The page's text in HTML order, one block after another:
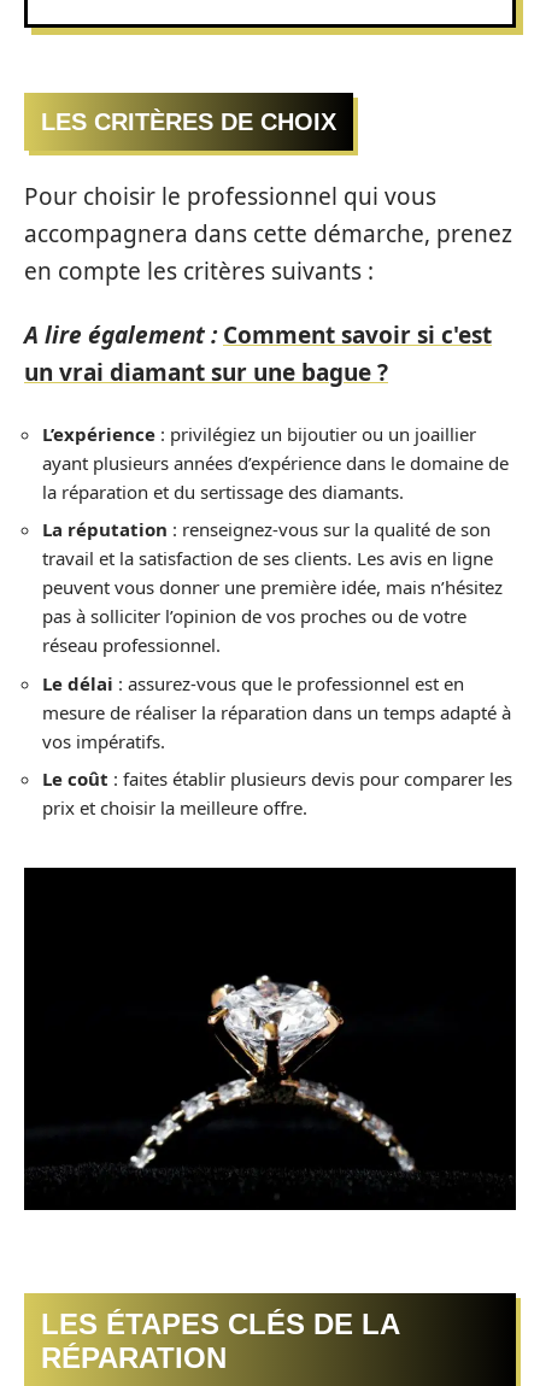
LES CRITÈRES DE CHOIX
Pour choisir le professionnel qui vous
accompagnera dans cette démarche, prenez
en compte les critères suivants :
A lire également : Comment savoir si c'est
un vrai diamant sur une bague ?
L’expérience : privilégiez un bijoutier ou un joaillier
ayant plusieurs années d’expérience dans le domaine de
la réparation et du sertissage des diamants.
La réputation : renseignez-vous sur la qualité de son
travail et la satisfaction de ses clients. Les avis en ligne
peuvent vous donner une première idée, mais n’hésitez
pas à solliciter l’opinion de vos proches ou de votre
réseau professionnel.
Le délai : assurez-vous que le professionnel est en
mesure de réaliser la réparation dans un temps adapté à
vos impératifs.
Le coût : faites établir plusieurs devis pour comparer les
prix et choisir la meilleure offre.
LES ÉTAPES CLÉS DE LA
RÉPARATION